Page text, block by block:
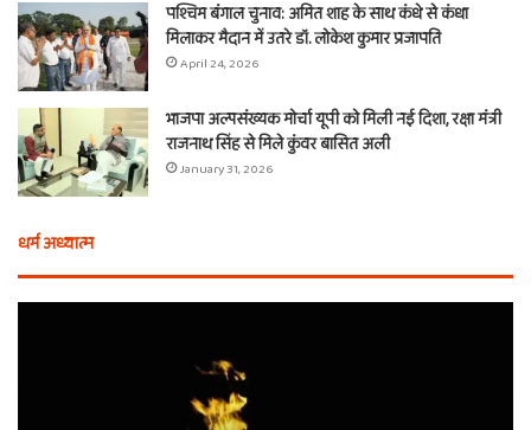
पश्चिम बंगाल चुनाव: अमित शाह के साथ कंधे से कंधा
मिलाकर मैदान में उतरे डॉ. लोकेश कुमार प्रजापति
April 24, 2026
भाजपा अल्पसंख्यक मोर्चा यूपी को मिली नई दिशा, रक्षा मंत्री
राजनाथ सिंह से मिले कुंवर बासित अली
January 31, 2026
धर्म अध्यात्म